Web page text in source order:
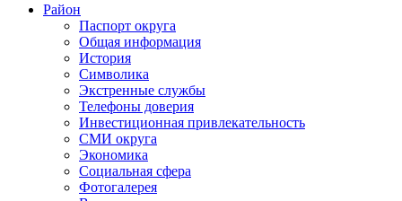
Район
Паспорт округа
Общая информация
История
Символика
Экстренные службы
Телефоны доверия
Инвестиционная привлекательность
СМИ округа
Экономика
Социальная сфера
Фотогалерея